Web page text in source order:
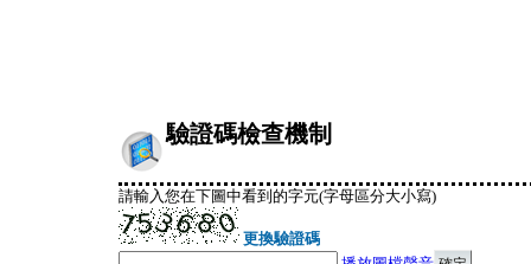
驗證碼檢查機制
請輸入您在下圖中看到的字元(字母區分大小寫)
更換驗證碼